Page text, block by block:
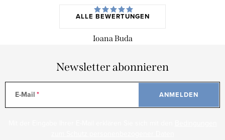
ALLE BEWERTUNGEN
Ioana Buda
Newsletter abonnieren
E-Mail ANMELDEN